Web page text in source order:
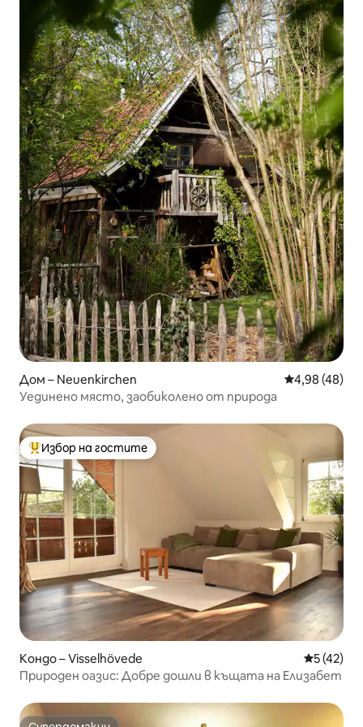
Дом – Neuenkirchen Средна
4,98 (48)
Уединено място, заобиколено от природа
Най-популярен избор на гостите
Избор на гостите
Кондо – Visselhövede Средна
5 (42)
Природен оазис: Добре дошли в къщата на Елизабет